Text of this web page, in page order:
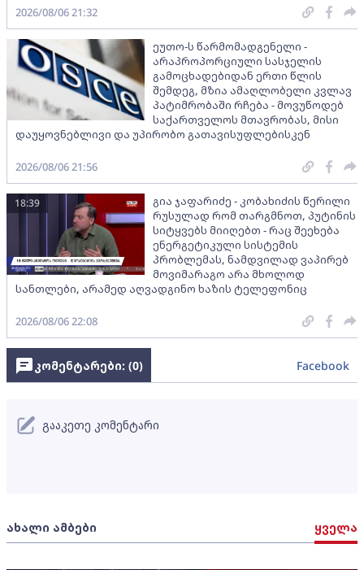
2026/08/06 21:32
ეუთო-ს წარმომადგენელი -
არაპროპორციული სასჯელის
გამოცხადებიდან ერთი წლის
შემდეგ, მზია ამაღლობელი კვლავ
პატიმრობაში რჩება - მოვუწოდებ
საქართველოს მთავრობას, მისი
დაუყოვნებლივი და უპირობო გათავისუფლებისკენ
2026/08/06 21:56
გია ჯაფარიძე - კობახიძის წერილი
რუსულად რომ თარგმნოთ, პუტინის
სიტყვებს მიიღებთ - რაც შეეხება
ენერგეტიკული სისტემის
პრობლემას, ნამდვილად ვაპირებ
მოვიმარაგო არა მხოლოდ
სანთლები, არამედ აღვადგინო ხაზის ტელეფონიც
18:39
2026/08/06 22:08
ახალი ამბები ყველა
კომენტარები: (0) Facebook
გააკეთე კომენტარი